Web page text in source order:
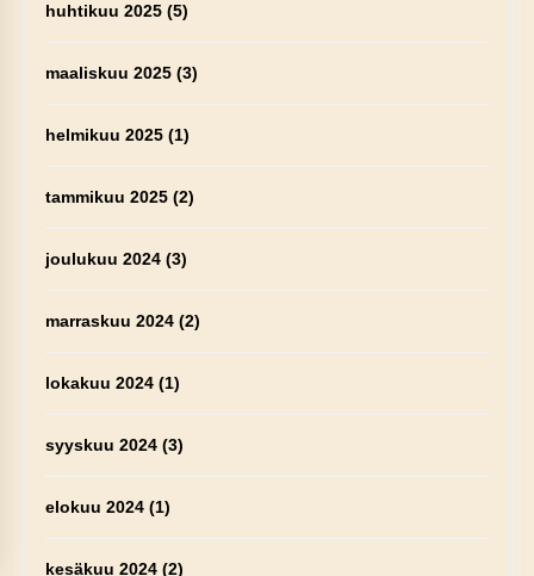
huhtikuu 2025(5)
maaliskuu 2025(3)
helmikuu 2025(1)
tammikuu 2025(2)
joulukuu 2024(3)
marraskuu 2024(2)
lokakuu 2024(1)
syyskuu 2024(3)
elokuu 2024(1)
kesäkuu 2024(2)